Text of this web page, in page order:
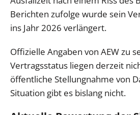
Berichten zufolge wurde sein
ins Jahr 2026 verlängert.
Offizielle Angaben von AEW zu
Vertragsstatus liegen derzeit
öffentliche Stellungnahme von
Situation gibt es bislang nicht.